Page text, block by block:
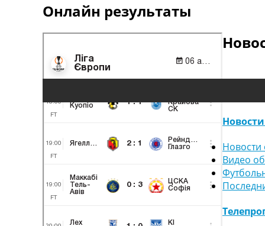
Онлайн результаты
Новости
Видео